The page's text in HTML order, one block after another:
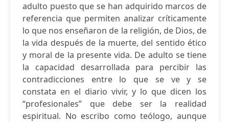
adulto puesto que se han adquirido marcos de
referencia que permiten analizar críticamente
lo que nos enseñaron de la religión, de Dios, de
la vida después de la muerte, del sentido ético
y moral de la presente vida. De adulto se tiene
la capacidad desarrollada para percibir las
contradicciones entre lo que se ve y se
constata en el diario vivir, y lo que dicen los
“profesionales” que debe ser la realidad
espiritual. No escribo como teólogo, aunque